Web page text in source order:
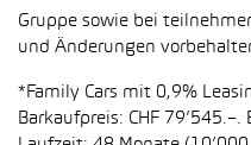
Gruppe sowie bei
und Änderungen
*Family Cars mit 0,9%
Barkaufpreis: CHF